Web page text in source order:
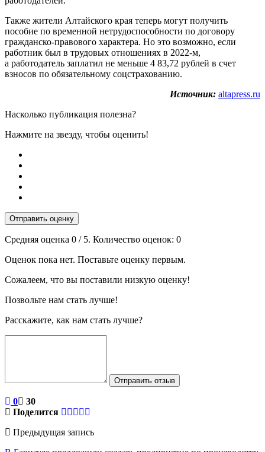
Также жители Алтайского края теперь могут получить
пособие по временной нетрудоспособности по договору
гражданско-правового характера. Но это возможно, если
работник был в трудовых отношениях в 2022-м,
а работодатель заплатил не меньше 4 83,72 рублей в счет
взносов по обязательному соцстрахованию.
Источник: altapress.ru
Насколько публикация полезна?
Нажмите на звезду, чтобы оценить!
Отправить оценку
Средняя оценка 0 / 5. Количество оценок: 0
Оценок пока нет. Поставьте оценку первым.
Сожалеем, что вы поставили низкую оценку!
Позвольте нам стать лучше!
Расскажите, как нам стать лучше?
Отправить отзыв
0
30
Поделится
Предыдущая запись